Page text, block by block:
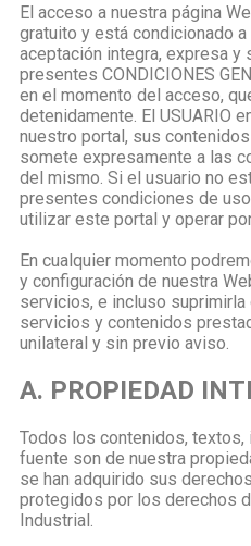
El acceso a nuestra página
gratuito y está condicionado
aceptación integra, expresa y
presentes CONDICIONES
en el momento del acceso,
detenidamente. El USUARIO
nuestro portal, sus
somete expresamente a las
del mismo. Si el usuario no
presentes condiciones de
utilizar este portal y operar
En cualquier momento
y configuración de nuestra
servicios, e incluso suprimirla
servicios y contenidos
unilateral y sin previo aviso.
A. PROPIEDAD
Todos los contenidos, textos,
fuente son de nuestra
se han adquirido sus
protegidos por los derechos
Industrial.